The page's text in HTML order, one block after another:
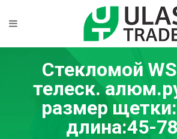
Стекломой
телеск.
размер
длина:45-